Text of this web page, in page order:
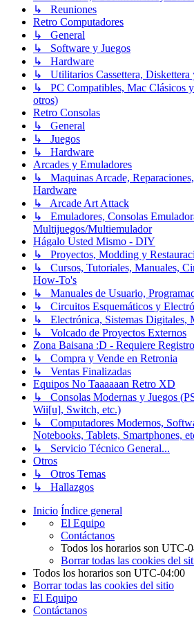
↳ Reuniones
Retro Computadores
↳ General
↳ Software y Juegos
↳ Hardware
↳ Utilitarios Cassettera, Diskettera
↳ PC Compatibles, Mac Clásicos
otros)
Retro Consolas
↳ General
↳ Juegos
↳ Hardware
Arcades y Emuladores
↳ Maquinas Arcade,
Hardware
↳ Arcade Art Attack
↳ Emuladores, Consolas
Multijuegos/Multiemulador
Hágalo Usted Mismo - DIY
↳ Proyectos, Modding y
↳ Cursos, Tutoriales, Manuales,
How-To's
↳ Manuales de Usuario,
↳ Circuitos Esquemáticos y
↳ Electrónica, Sistemas Digitales,
↳ Volcado de Proyectos Externos
Zona Baisana :D - Requiere
↳ Compra y Vende en Retronia
↳ Ventas Finalizadas
Equipos No Taaaaaan Retro XD
↳ Consolas Modernas y Juegos
Wii[u], Switch, etc.)
↳ Computadores Modernos,
Notebooks, Tablets, Smartphones,
↳ Servicio Técnico General...
Otros
↳ Otros Temas
↳ Hallazgos
Inicio Índice general
El Equipo
Contáctanos
Todos los horarios son UTC-
Borrar todas las cookies del
Todos los horarios son UTC-04:00
Borrar todas las cookies del sitio
El Equipo
Contáctanos